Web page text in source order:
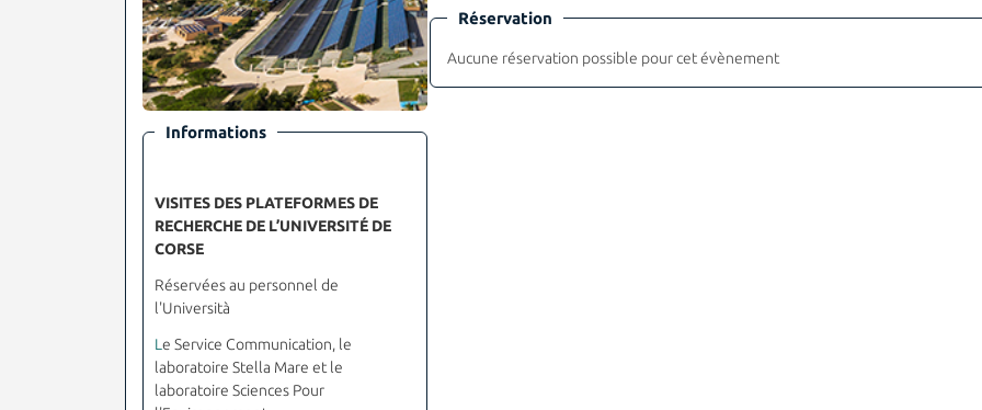
Informations
VISITES DES PLATEFORMES DE
RECHERCHE DE L’UNIVERSITÉ DE
CORSE
Réservées au personnel de
l'Università
L e Service Communication, le
laboratoire Stella Mare et le
laboratoire Sciences Pour
Réservation
Aucune réservation possible pour cet évènement